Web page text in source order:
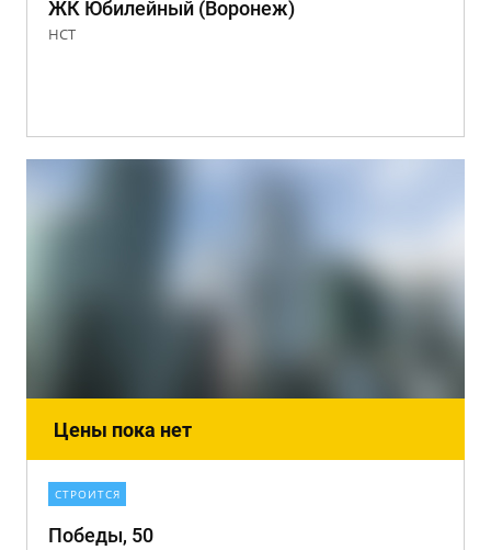
ЖК Юбилейный (Воронеж)
НСТ
Цены пока нет
СТРОИТСЯ
Победы, 50